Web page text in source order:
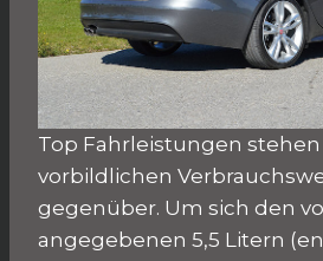
Top Fahrleistungen
vorbildlichen
gegenüber. Um sich den
angegebenen 5,5 Litern